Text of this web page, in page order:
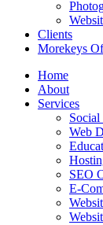
Clients
Morekeys
Home
About
Services
Web
SEO
E-